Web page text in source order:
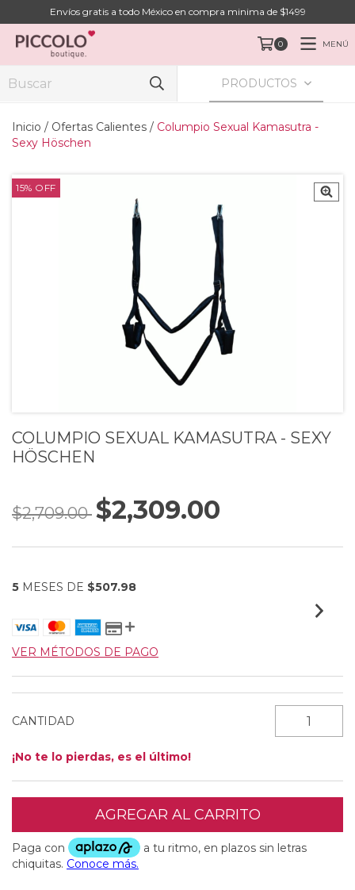
Envíos gratis a todo México en compra minima de $1499
0 MENÚ
PRODUCTOS
Inicio / Ofertas Calientes / Columpio Sexual Kamasutra -
Sexy Höschen
15% OFF
COLUMPIO SEXUAL KAMASUTRA - SEXY
HÖSCHEN
$2,709.00 $2,309.00
5 MESES DE $507.98
VER MÉTODOS DE PAGO
CANTIDAD
¡No te lo pierdas, es el último!